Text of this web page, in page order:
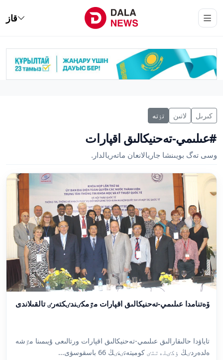
قاز
كىرىل لاتىن تٶتە
#عىلىمي-تەحنيكالىق اقپارات
وسى تەگ بويىنشا جاريالانعان ماتەريالدار.
ۆەتنامدا عىلىمي-تەحنيكالىق اقپارات مٷمكٸندٸكتەرٸ تالقىلاندى
تاياۋدا حالىقارالىق عىلىمي-تەحنيكالىق اقپارات ورتالىعى ۇيىمىنا مٷشە
ەلدەردٸڭ ٶكٸلەتتٸ كوميتەتٸنٸڭ 66 باسقوسۋى...